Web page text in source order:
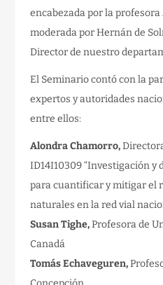
encabezada por la
moderada por Hernán de
Director de nuestro
El Seminario contó con la
expertos y autoridades
entre ellos:
Alondra Chamorro,
ID14I10309 “Investigación y
para cuantificar y mitigar el
naturales en la red vial
Susan Tighe,Profesora de
Canadá
Tomás Echaveguren,